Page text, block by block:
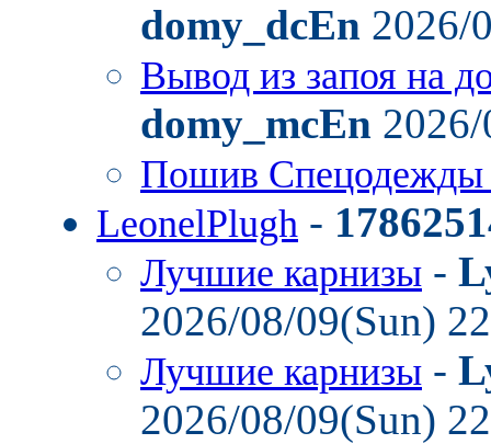
domy_dcEn 2026/
Вывод из запоя на
domy_mcEn
Пошив
LeonelPlugh -
Лучшие карнизы -
2026/08/09(Sun)
Лучшие карнизы -
2026/08/09(Sun)